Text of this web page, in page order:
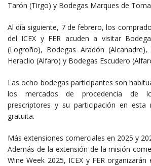
Tarón (Tirgo) y Bodegas Marques de
Al día siguiente, 7 de febrero, los
del ICEX y FER acuden a visitar
(Logroño), Bodegas Aradón
Heraclio (Alfaro) y Bodegas Escudero
Las ocho bodegas participantes son
los mercados de procedencia de
prescriptores y su participación en esta
gratuita.
Más extensiones comerciales en 2025 y
Además de la extensión de la misión
Wine Week 2025, ICEX y FER